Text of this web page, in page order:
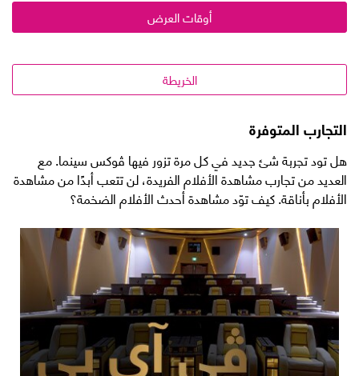
أوقات العرض
الخريطة
التجارب المتوفرة
هل تود تجربة شئ جديد في كل مرة تزور فيها ڤوكس سينما. مع
العديد من تجارب مشاهدة الأفلام الفريدة، لن تتعب أبدًا من مشاهدة
الأفلام بأناقة. كيف توّد مشاهدة أحدث الأفلام الضخمة؟